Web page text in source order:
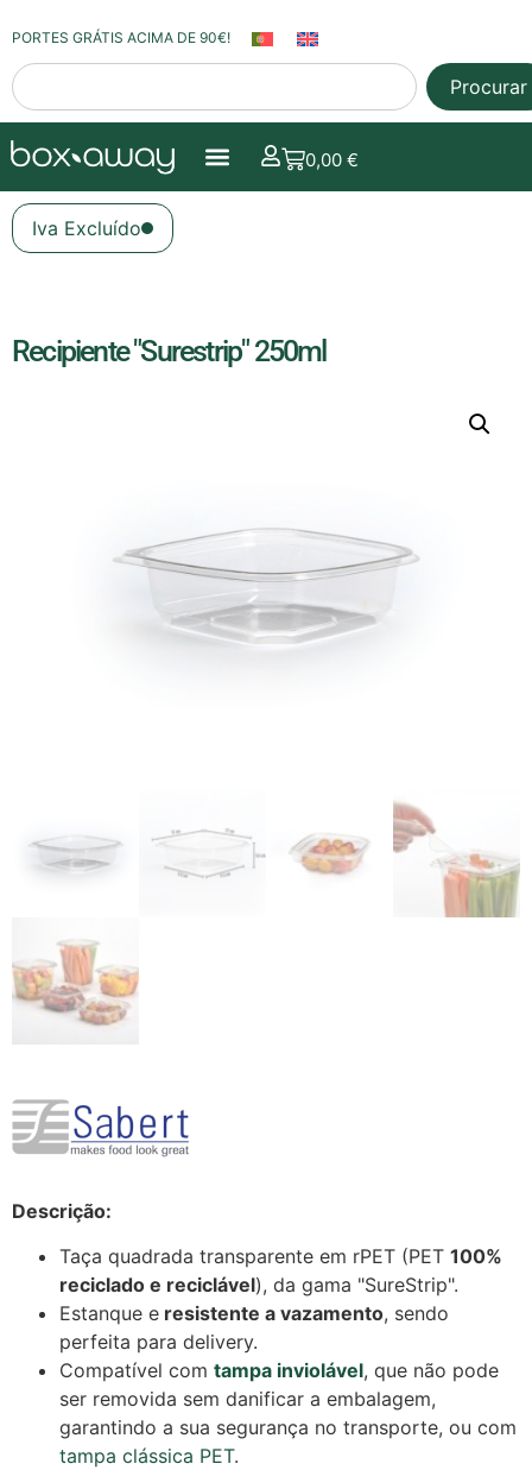
PORTES GRÁTIS ACIMA DE 90€!
Procurar
0,00€
Iva Excluído
Recipiente "Surestrip" 250ml
Descrição:
Taça quadrada transparente em rPET (PET 100%
reciclado e reciclável), da gama "SureStrip".
Estanque e resistente a vazamento, sendo
perfeita para delivery.
Compatível com tampa inviolável, que não pode
ser removida sem danificar a embalagem,
garantindo a sua segurança no transporte, ou com
tampa clássica PET.